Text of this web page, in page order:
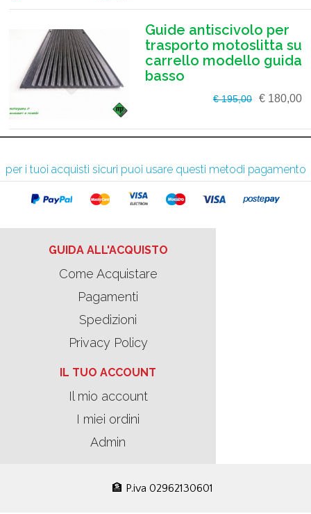
Guide antiscivolo per
trasporto motoslitta su
carrello modello guida
basso
€ 195,00 € 180,00
per i tuoi acquisti sicuri puoi usare questi metodi pagamento
GUIDA ALL'ACQUISTO
Come Acquistare
Pagamenti
Spedizioni
Privacy Policy
IL TUO ACCOUNT
Il mio account
I miei ordini
Admin
🏦 P.iva 02962130601